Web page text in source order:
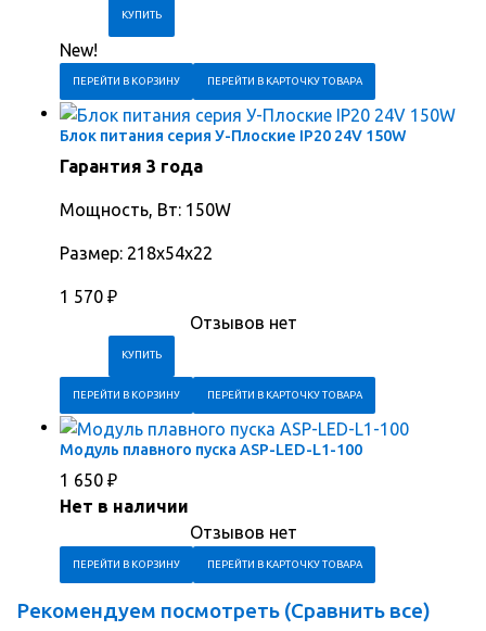
New!
ПЕРЕЙТИ В КОРЗИНУ ПЕРЕЙТИ В КАРТОЧКУ ТОВАРА
Блок питания серия У-Плоские IP20 24V 150W
Гарантия 3 года
Мощность, Вт: 150W
Размер: 218х54х22
1 570 ₽
Отзывов нет
ПЕРЕЙТИ В КОРЗИНУ ПЕРЕЙТИ В КАРТОЧКУ ТОВАРА
Модуль плавного пуска ASP-LED-L1-100
1 650 ₽
Нет в наличии
Отзывов нет
ПЕРЕЙТИ В КОРЗИНУ ПЕРЕЙТИ В КАРТОЧКУ ТОВАРА
Рекомендуем посмотреть (Сравнить все)